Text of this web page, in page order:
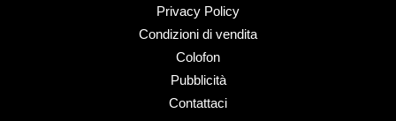
Privacy Policy
Condizioni di vendita
Colofon
Pubblicità
Contattaci